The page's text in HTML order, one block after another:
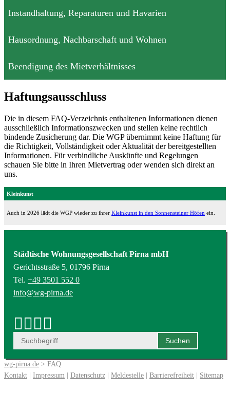
Instandhaltung, Reparaturen und Havarien
Hausordnung, Nachbarschaft und Wohnen
Beendigung des Mietverhältnisses
Haftungsausschluss
Die in diesem FAQ-Verzeichnis enthaltenen Informationen dienen
ausschließlich Informationszwecken und stellen keine rechtlich
bindende Zusicherung dar. Die WGP übernimmt keine Haftung für
die Richtigkeit, Vollständigkeit oder Aktualität der bereitgestellten
Informationen. Für verbindliche Auskünfte und Regelungen
schauen Sie bitte in Ihren Mietvertrag oder wenden sich direkt an
uns.
Kleinkunst
Auch in 2026 lädt die WGP wieder zu ihrer Kleinkunst in den Sonnensteiner Höfen ein.
Städtische Wohnungsgesellschaft Pirna mbH
Gerichtsstraße 5, 01796 Pirna
Tel. +49 3501 552 0
info@wg-pirna.de
wg-pirna.de > FAQ
Kontakt | Impressum | Datenschutz | Meldestelle | Barrierefreiheit | Sitemap